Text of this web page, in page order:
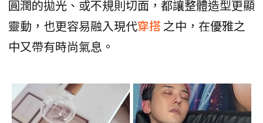
圓潤的拋光、或不規則切面，都讓整體造型更顯
靈動，也更容易融入現代穿搭之中，在優雅之
中又帶有時尚氣息。